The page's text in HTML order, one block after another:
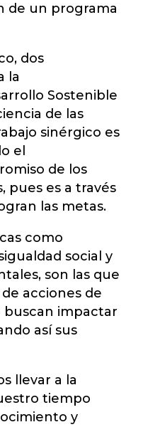
de un programa
dos
la
Sostenible
de las
sinérgico es
el
de los
pues es a través
las metas.
como
social y
son las que
acciones de
buscan impactar
así sus
llevar a la
tiempo
y